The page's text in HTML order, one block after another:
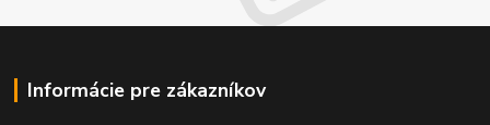
Informácie pre zákazníkov